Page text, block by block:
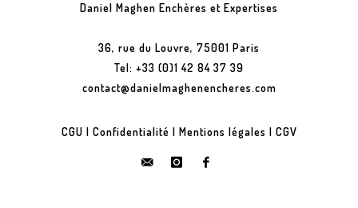
Daniel Maghen Enchères et Expertises
36, rue du Louvre, 75001 Paris
Tel: +33 (0)1 42 84 37 39
contact@danielmaghenencheres.com
CGU | Confidentialité | Mentions légales | CGV